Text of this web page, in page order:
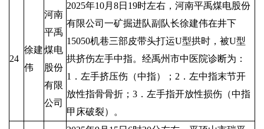
24
徐建
伟
河南
平禹
煤电
股份
有限
公司
2025年10月8日19时左右，河南平禹煤电股份
有限公司一矿掘进队副队长徐建伟在井下
15050机巷三部皮带头打运U型拱时，被U型
拱挤伤左手中指。经禹州市中医院诊断为：
1．左手挤压伤（中指）；2．左中指末节开
放性指骨骨折；3．左手指开放性损伤（中指
甲床破裂）。